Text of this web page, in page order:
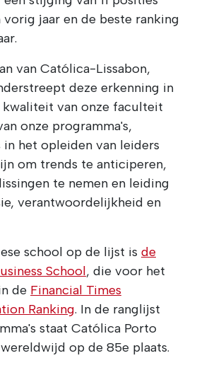
jaar en de beste ranking
van Católica-Lissabon,
deze erkenning in
van onze faculteit
onze programma's,
het opleiden van leiders
om trends te anticiperen,
te nemen en leiding
verantwoordelijkheid en
school op de lijst is de
School, die voor het
de Financial Times
Ranking. In de ranglijst
staat Católica Porto
op de 85e plaats.